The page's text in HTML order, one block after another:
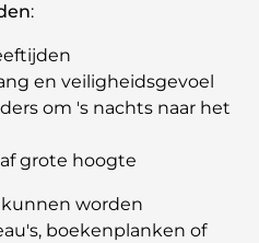
:
en veiligheidsgevoel
om 's nachts naar het
grote hoogte
worden
boekenplanken of